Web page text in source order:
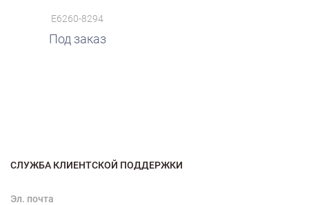
E6260-8294
Под заказ
СЛУЖБА КЛИЕНТСКОЙ ПОДДЕРЖКИ
Эл. почта